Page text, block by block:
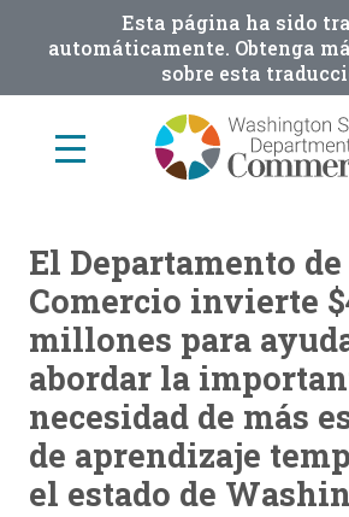
Esta página ha sido
automáticamente. Obtenga
sobre esta
El Departamento de
Comercio invierte
millones para
abordar la
necesidad de más
de aprendizaje
el estado de